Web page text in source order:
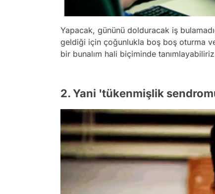
Yapacak, gününü dolduracak iş
geldiği için çoğunlukla boş boş oturma ve
bir bunalım hali biçiminde
2. Yani 'tükenmişlik